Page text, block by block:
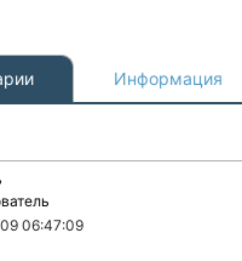
Информация
06:47:09